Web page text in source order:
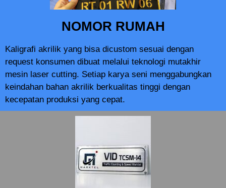
NOMOR RUMAH
Kaligrafi akrilik yang bisa dicustom sesuai dengan
request konsumen dibuat melalui teknologi mutakhir
mesin laser cutting. Setiap karya seni menggabungkan
keindahan bahan akrilik berkualitas tinggi dengan
kecepatan produksi yang cepat.